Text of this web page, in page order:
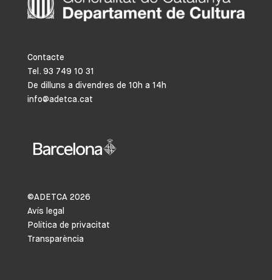
Contacte
Tel. 93 749 10 31
De dilluns a divendres de 10h a 14h
info@adetca.cat
©ADETCA 2026
Avís legal
Política de privacitat
Transparència